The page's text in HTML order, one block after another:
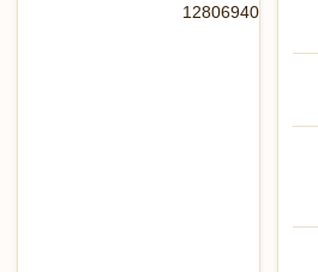
12806940